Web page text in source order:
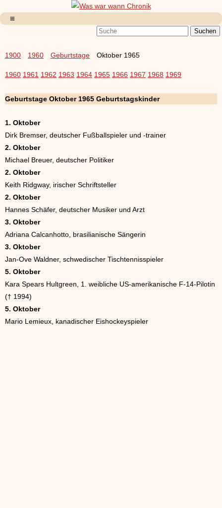
1900 1960 Geburtstage Oktober 1965
1960 1961 1962 1963 1964 1965 1966 1967 1968 1969
Geburtstage Oktober 1965 Geburtstagskinder
1. Oktober
Dirk Bremser, deutscher Fußballspieler und -trainer
2. Oktober
Michael Breuer, deutscher Politiker
2. Oktober
Keith Ridgway, irischer Schriftsteller
2. Oktober
Hannes Schäfer, deutscher Musiker und Arzt
3. Oktober
Adriana Calcanhotto, brasilianische Sängerin
3. Oktober
Jan-Ove Waldner, schwedischer Tischtennisspieler
5. Oktober
Kara Spears Hultgreen, 1. weibliche US-amerikanische F-14-Pilotin
(† 1994)
5. Oktober
Mario Lemieux, kanadischer Eishockeyspieler